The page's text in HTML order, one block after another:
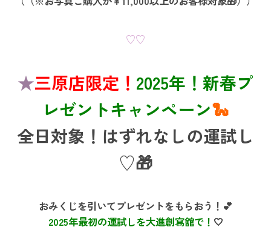
♡♡
★三原店限定！ 2025年！新春プ
レゼントキャンペーン🐍
全日対象！はずれなしの運試し
♡🎁
おみくじを引いてプレゼントをもらおう！💕
2025年最初の運試しを大進創寫舘で！ 🤍